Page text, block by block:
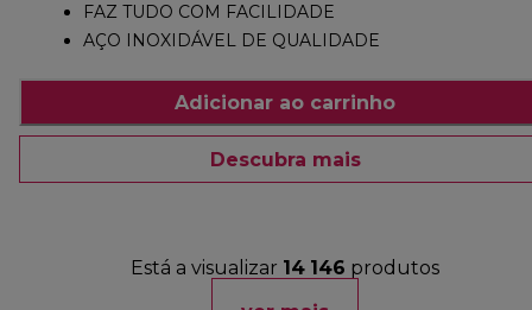
FAZ TUDO COM FACILIDADE
AÇO INOXIDÁVEL DE QUALIDADE
Adicionar ao carrinho
Descubra mais
Está a visualizar 14 146 produtos